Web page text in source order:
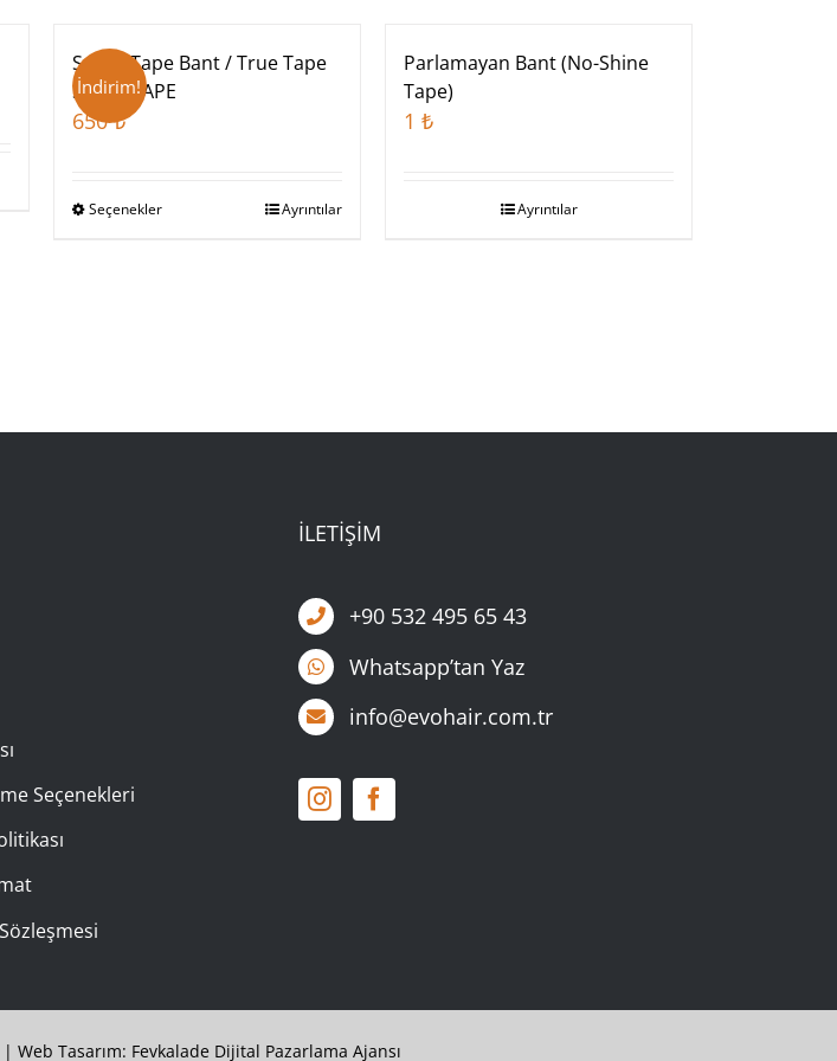
İndirim!
Super Tape Bant / True Tape
SUPERTAPE
650₺
Seçenekler Ayrıntılar
Parlamayan Bant (No-Shine
Tape)
1 ₺
Ayrıntılar
Seçenekleri
İLETİŞİM
+90 532 495 65 43
Whatsapp’tan Yaz
info@evohair.com.tr
| Web Tasarım: Fevkalade Dijital Pazarlama Ajansı